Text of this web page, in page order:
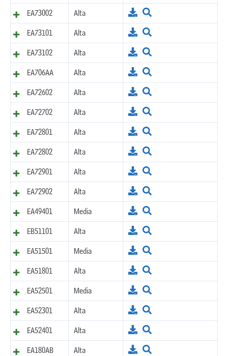
EA73002 Alta
EA73101 Alta
EA73102 Alta
EA706AA Alta
EA72602 Alta
EA72702 Alta
EA72801 Alta
EA72802 Alta
EA72901 Alta
EA72902 Alta
EA49401 Media
EB51101 Alta
EA51501 Media
EA51801 Alta
EA52501 Media
EA52301 Alta
EA52401 Alta
EA180AB Alta